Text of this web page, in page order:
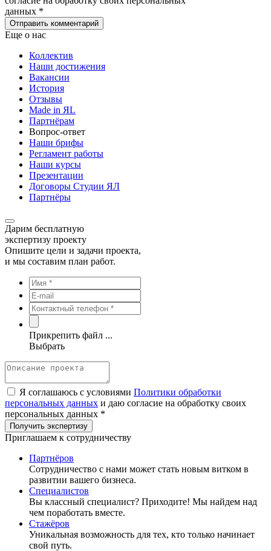
данных *
Отправить комментарий
Еще о нас
Коллектив
Наши достижения
Вакансии
История
Отзывы
Made in ЯL
Партнёрам
Вопрос-ответ
Наши брифы
Регламент работы
Наши курсы
Презентации
Договоры Студии ЯЛ
Партнёры
Дарим бесплатную
экспертизу проекту
Опишите цели и задачи проекта,
и мы составим план работ.
Прикрепить файл ...
Выбрать
Я соглашаюсь с условиями Политики обработки
персональных данных и даю согласие на обработку своих
персональных данных *
Приглашаем к сотрудничеству
Партнёров
Сотрудничество c нами может стать новым витком в
развитии вашего бизнеса.
Специалистов
Вы классный специалист? Приходите! Мы найдем над
чем поработать вместе.
Стажёров
Уникальная возможность для тех, кто только начинает
свой путь.